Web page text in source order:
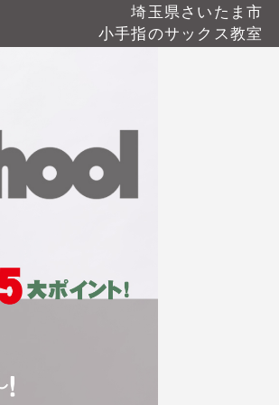
埼玉県さいたま市
小手指のサックス教室